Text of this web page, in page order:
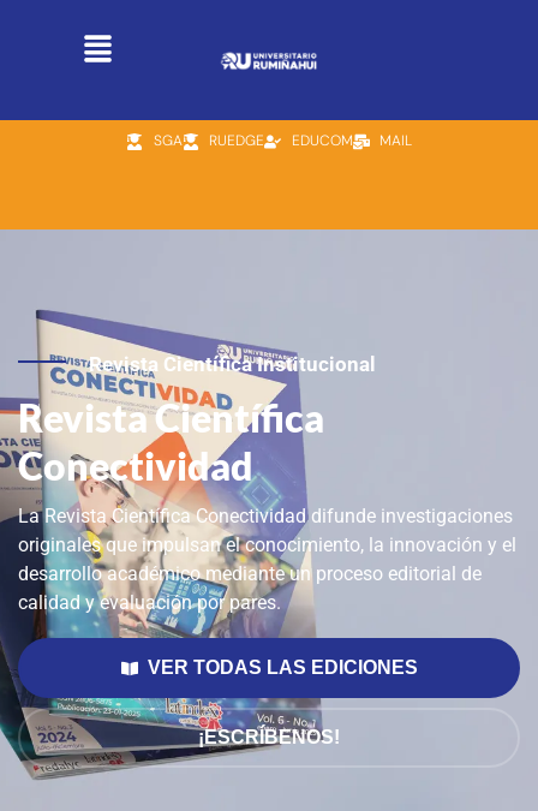
SGA RUEDGE EDUCOM MAIL
Revista Científica Institucional
Revista Científica
Conectividad
La Revista Científica Conectividad difunde investigaciones
originales que impulsan el conocimiento, la innovación y el
desarrollo académico mediante un proceso editorial de
calidad y evaluación por pares.
VER TODAS LAS EDICIONES
¡ESCRÍBENOS!